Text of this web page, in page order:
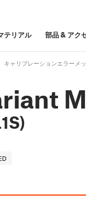
テリアル 部品& アク
キャリブレーションエラーメ